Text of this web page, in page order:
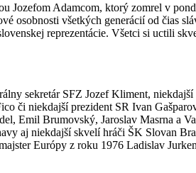
Jozefom Adamcom, ktorý zomrel v
všetkých generácií od čias
reprezentácie. Všetci si uctili
sekretár SFZ Jozef Kliment,
či niekdajší prezident SR Ivan
Emil Brumovský, Jaroslav Masrna a
aj niekdajší skvelí hráči ŠK Slovan
Európy z roku 1976 Ladislav